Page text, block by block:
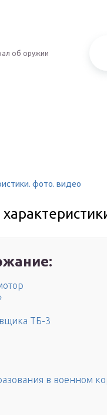
об оружии
фото. видео
ТБ-3
в военном